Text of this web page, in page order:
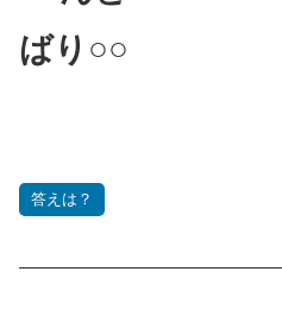
ばり○○
答えは？